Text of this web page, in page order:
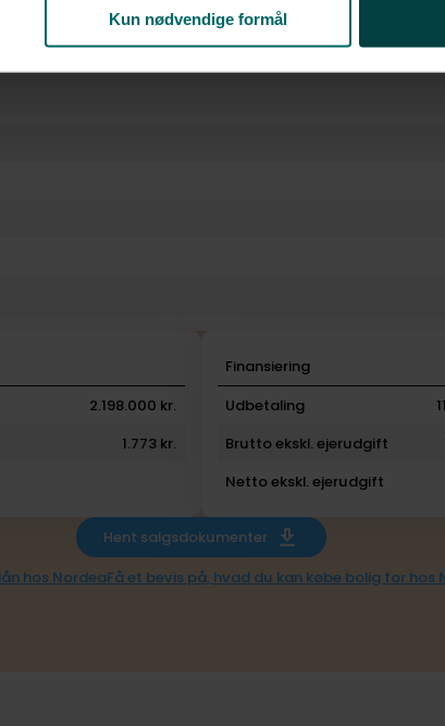
Kun nødvendige formål
2.198.000 kr.
1.773 kr.
Finansiering
Udbetaling
Brutto ekskl. ejerudgift
Netto ekskl. ejerudgift
Hent salgsdokumenter
hos NordeaFå et bevis på, hvad du kan købe bolig for hos